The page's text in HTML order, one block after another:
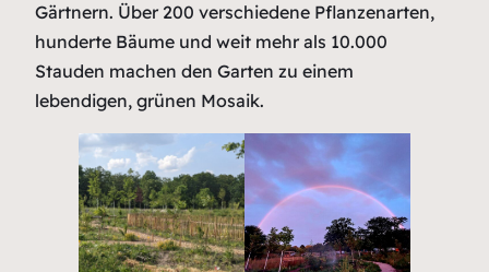
Gärtnern. Über 200 verschiedene Pflanzenarten,
hunderte Bäume und weit mehr als 10.000
Stauden machen den Garten zu einem
lebendigen, grünen Mosaik.